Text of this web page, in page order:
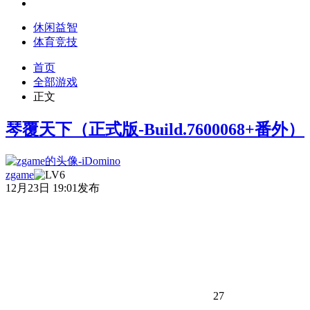
休闲益智
体育竞技
首页
全部游戏
正文
琴覆天下（正式版-Build.7600068+番外）
zgame
12月23日 19:01发布
27